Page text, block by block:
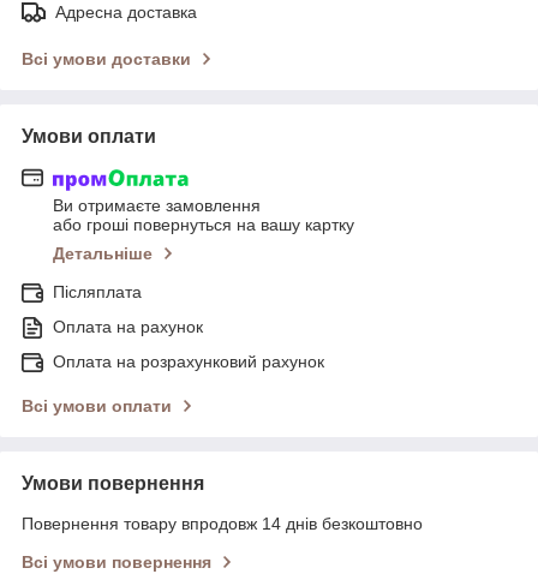
Адресна доставка
Всі умови доставки
Умови оплати
Ви отримаєте замовлення
або гроші повернуться на вашу картку
Детальніше
Післяплата
Оплата на рахунок
Оплата на розрахунковий рахунок
Всі умови оплати
Умови повернення
Повернення товару впродовж 14 днів безкоштовно
Всі умови повернення